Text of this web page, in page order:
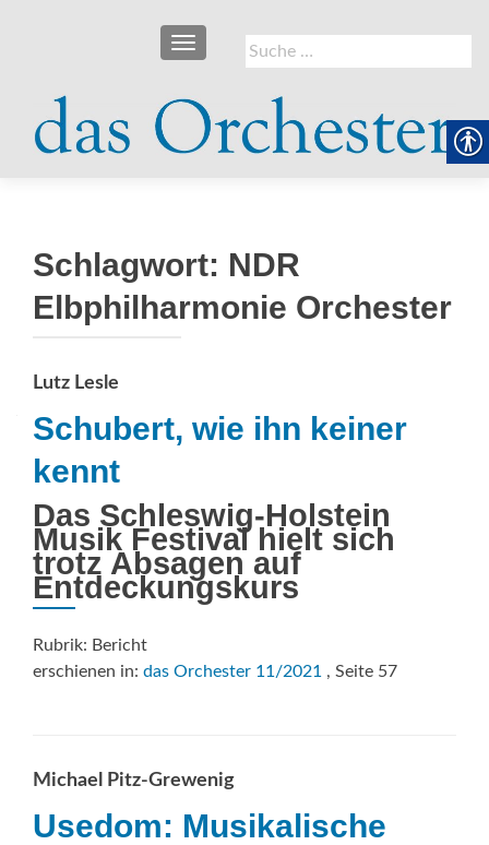
Suche
nach:
SCHALTE NAVIGATION
Schlagwort: NDR
Elbphilharmonie Orchester
Lutz Lesle
Schubert, wie ihn keiner
kennt
Das Schleswig-Holstein
Musik Festival hielt sich
trotz Absagen auf
Entdeckungskurs
Rubrik: Bericht
erschienen in: das Orchester 11/2021 , Seite 57
Michael Pitz-Grewenig
Usedom: Musikalische